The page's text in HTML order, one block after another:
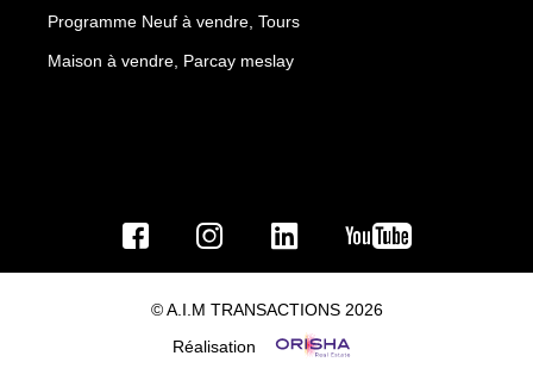
Programme Neuf à vendre, Tours
Maison à vendre, Parcay meslay
© A.I.M TRANSACTIONS 2026
Réalisation